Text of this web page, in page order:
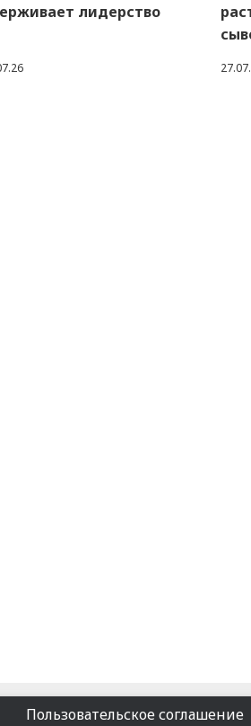
лидерство
Пользовательское соглашение